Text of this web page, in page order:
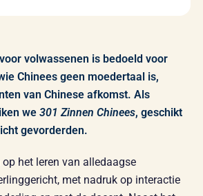
volwassenen is bedoeld voor
Chinees geen moedertaal is,
van Chinese afkomst. Als
we 301 Zinnen Chinees, geschikt
gevorderden.
het leren van alledaagse
met nadruk op interactie